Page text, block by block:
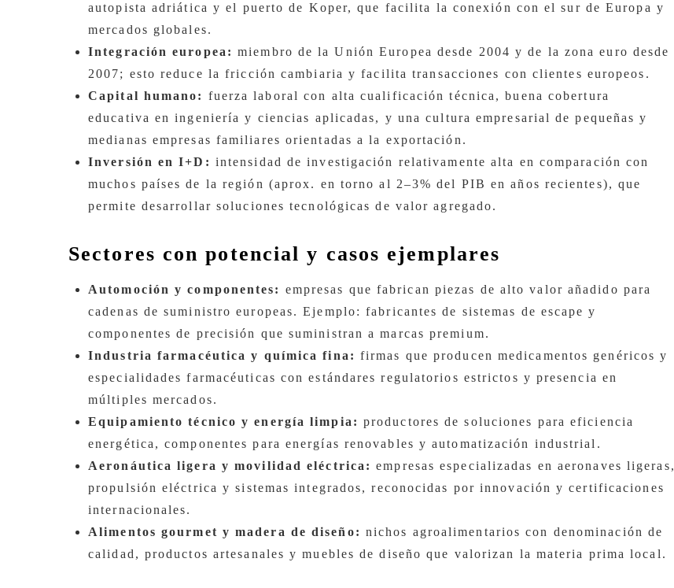
autopista adriática y el puerto de Koper, que facilita la conexión con el sur de Europa y
mercados globales.
Integración europea: miembro de la Unión Europea desde 2004 y de la zona euro desde
2007; esto reduce la fricción cambiaria y facilita transacciones con clientes europeos.
Capital humano: fuerza laboral con alta cualificación técnica, buena cobertura
educativa en ingeniería y ciencias aplicadas, y una cultura empresarial de pequeñas y
medianas empresas familiares orientadas a la exportación.
Inversión en I+D: intensidad de investigación relativamente alta en comparación con
muchos países de la región (aprox. en torno al 2–3% del PIB en años recientes), que
permite desarrollar soluciones tecnológicas de valor agregado.
Sectores con potencial y casos ejemplares
Automoción y componentes: empresas que fabrican piezas de alto valor añadido para
cadenas de suministro europeas. Ejemplo: fabricantes de sistemas de escape y
componentes de precisión que suministran a marcas premium.
Industria farmacéutica y química fina: firmas que producen medicamentos genéricos y
especialidades farmacéuticas con estándares regulatorios estrictos y presencia en
múltiples mercados.
Equipamiento técnico y energía limpia: productores de soluciones para eficiencia
energética, componentes para energías renovables y automatización industrial.
Aeronáutica ligera y movilidad eléctrica: empresas especializadas en aeronaves ligeras,
propulsión eléctrica y sistemas integrados, reconocidas por innovación y certificaciones
internacionales.
Alimentos gourmet y madera de diseño: nichos agroalimentarios con denominación de
calidad, productos artesanales y muebles de diseño que valorizan la materia prima local.